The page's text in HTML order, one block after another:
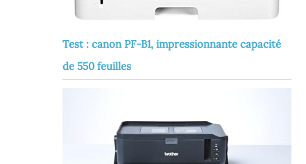
Test : canon PF-B1, impressionnante capacité
de 550 feuilles